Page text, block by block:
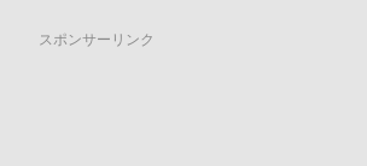
スポンサーリンク